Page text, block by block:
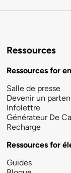
Ressources
Ressources for
Salle de presse
Devenir un
Infolettre
Générateur De
Recharge
Ressources for
Guides